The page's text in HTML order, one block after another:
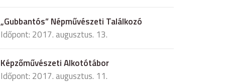
„Gubbantós” Népművészeti Találkozó
Időpont: 2017. augusztus. 13.
Képzőművészeti Alkotótábor
Időpont: 2017. augusztus. 11.